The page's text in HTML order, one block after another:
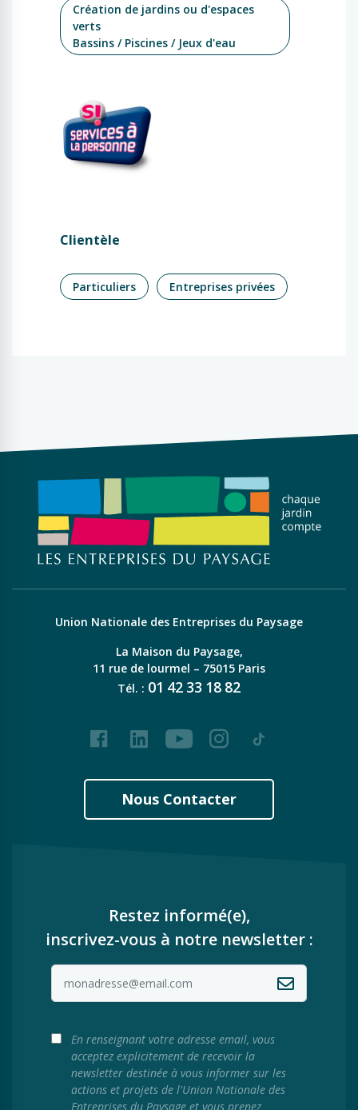
Création de jardins ou d'espaces
verts
Bassins / Piscines / Jeux d'eau
Clientèle
Particuliers Entreprises privées
Union Nationale des Entreprises du Paysage
La Maison du Paysage,
11 rue de lourmel – 75015 Paris
Tél. : 01 42 33 18 82
FacebookLinkedInYoutubeInstagram
Tiktok
Nous Contacter
Restez informé(e),
inscrivez-vous à notre newsletter :
En renseignant votre adresse email, vous
acceptez explicitement de recevoir la
newsletter destinée à vous informer sur les
actions et projets de l'Union Nationale des
Entreprises du Paysage et vous prenez